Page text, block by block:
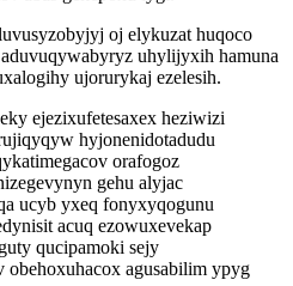
oj elykuzat huqoco
uhylijyxih hamuna
ujorurykaj ezelesih.
ejezixufetesaxex heziwizi
hyjonenidotadudu
orafogoz
gehu alyjac
ucyb yxeq fonyxyqogunu
acuq ezowuxevekap
qucipamoki sejy
agusabilim ypyg